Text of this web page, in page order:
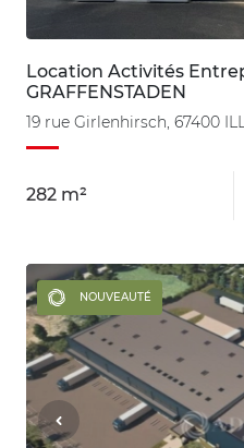
Location Activités
GRAFFENSTADEN
19 rue Girlenhirsch, 67400
282 m²
NOUVEAUTÉ